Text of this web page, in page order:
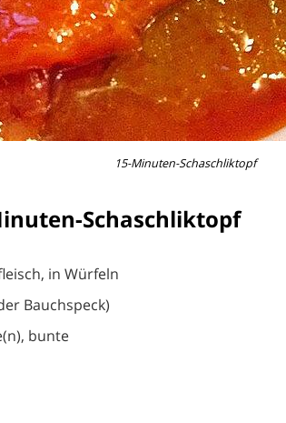
15-Minuten-Schaschliktopf
Schaschliktopf
in Würfeln
Bauchspeck)
bunte